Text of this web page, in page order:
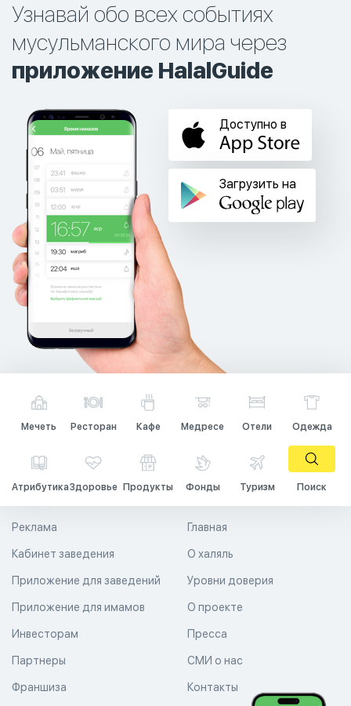
Узнавай обо всех событиях
мусульманского мира через
приложение HalalGuide
Доступно в
Загрузить на
Мечеть Ресторан Кафе Медресе Отели Одежда
АтрибутикаЗдоровье Продукты Фонды Туризм Поиск
Главная
О халяль
Уровни доверия
Реклама
Кабинет заведения
Приложение для заведений
Приложение для имамов О проекте
Пресса
СМИ о нас
Контакты
Инвесторам
Партнеры
Франшиза